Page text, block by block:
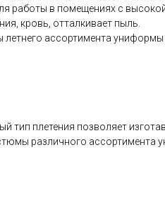
работы в помещениях с
кровь, отталкивает пыль.
летнего ассортимента
тип плетения позволяет
различного ассортимента